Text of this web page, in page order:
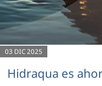
03 DIC 2025
Hidraqua es